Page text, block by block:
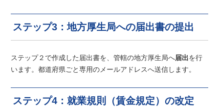
ステップ3：地方厚生局への届出書の提出
ステップ２で作成した届出書を、管轄の地方厚生局へ届出を行
います。都道府県ごと専用のメールアドレスへ送信します。
ステップ4：就業規則（賃金規定）の改定